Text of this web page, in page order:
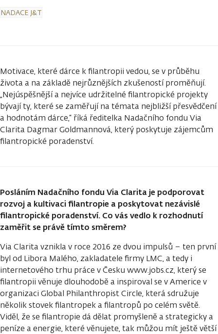
NADACE J&T
Motivace, které dárce k filantropii vedou, se v průběhu
života a na základě nejrůznějších zkušeností proměňují.
„Nejúspěšnější a nejvíce udržitelné filantropické projekty
bývají ty, které se zaměřují na témata nejbližší přesvědčení
a hodnotám dárce,“ říká ředitelka Nadačního fondu Via
Clarita Dagmar Goldmannová, který poskytuje zájemcům
filantropické poradenství.
Posláním Nadačního fondu Via Clarita je podporovat
rozvoj a kultivaci filantropie a poskytovat nezávislé
filantropické poradenství. Co vás vedlo k rozhodnutí
zaměřit se právě tímto směrem?
Via Clarita vznikla v roce 2016 ze dvou impulsů – ten první
byl od Libora Malého, zakladatele firmy LMC, a tedy i
internetového trhu práce v Česku www.jobs.cz, který se
filantropii věnuje dlouhodobě a inspiroval se v Americe v
organizaci Global Philanthropist Circle, která sdružuje
několik stovek filantropek a filantropů po celém světě.
Viděl, že se filantropie dá dělat promyšleně a strategicky a
peníze a energie, které věnujete, tak můžou mít ještě větší